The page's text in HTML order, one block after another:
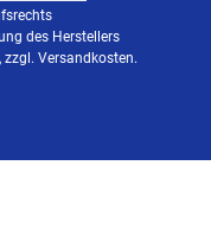
des Herstellers
zzgl. Versandkosten.